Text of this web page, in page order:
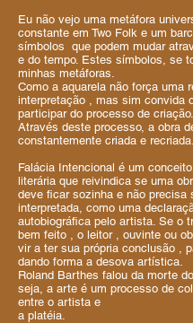
Eu não vejo uma metáfora
constante em Two Folk e um
símbolos que podem mudar
e do tempo. Estes símbolos, se
minhas metáforas.
Como a aquarela não força uma
interpretação , mas sim convida
participar do processo de criação.
Através deste processo, a obra
constantemente criada e recriada.
Falácia Intencional é um
literária que reivindica se uma
deve ficar sozinha e não precisa
interpretada, como uma
autobiográfica pelo artista. Se o
bem feito , o leitor , ouvinte ou
vir a ter sua própria conclusão ,
dando forma a desova artística.
Roland Barthes falou da morte
seja, a arte é um processo de
entre o artista e
a platéia.